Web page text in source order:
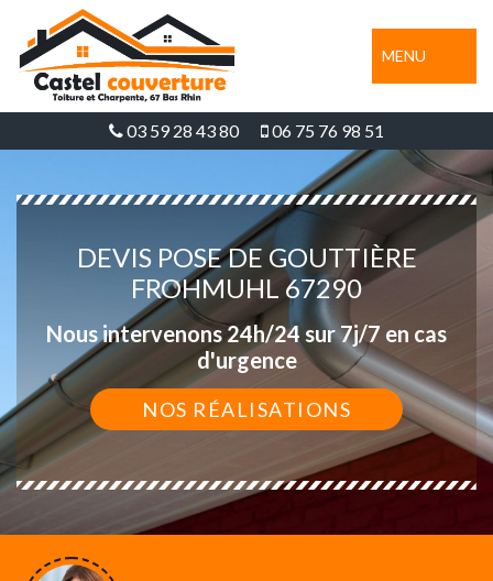
MENU
03 59 28 43 80 06 75 76 98 51
DEVIS POSE DE GOUTTIÈRE
FROHMUHL 67290
Nous intervenons 24h/24 sur 7j/7 en cas
d'urgence
NOS RÉALISATIONS